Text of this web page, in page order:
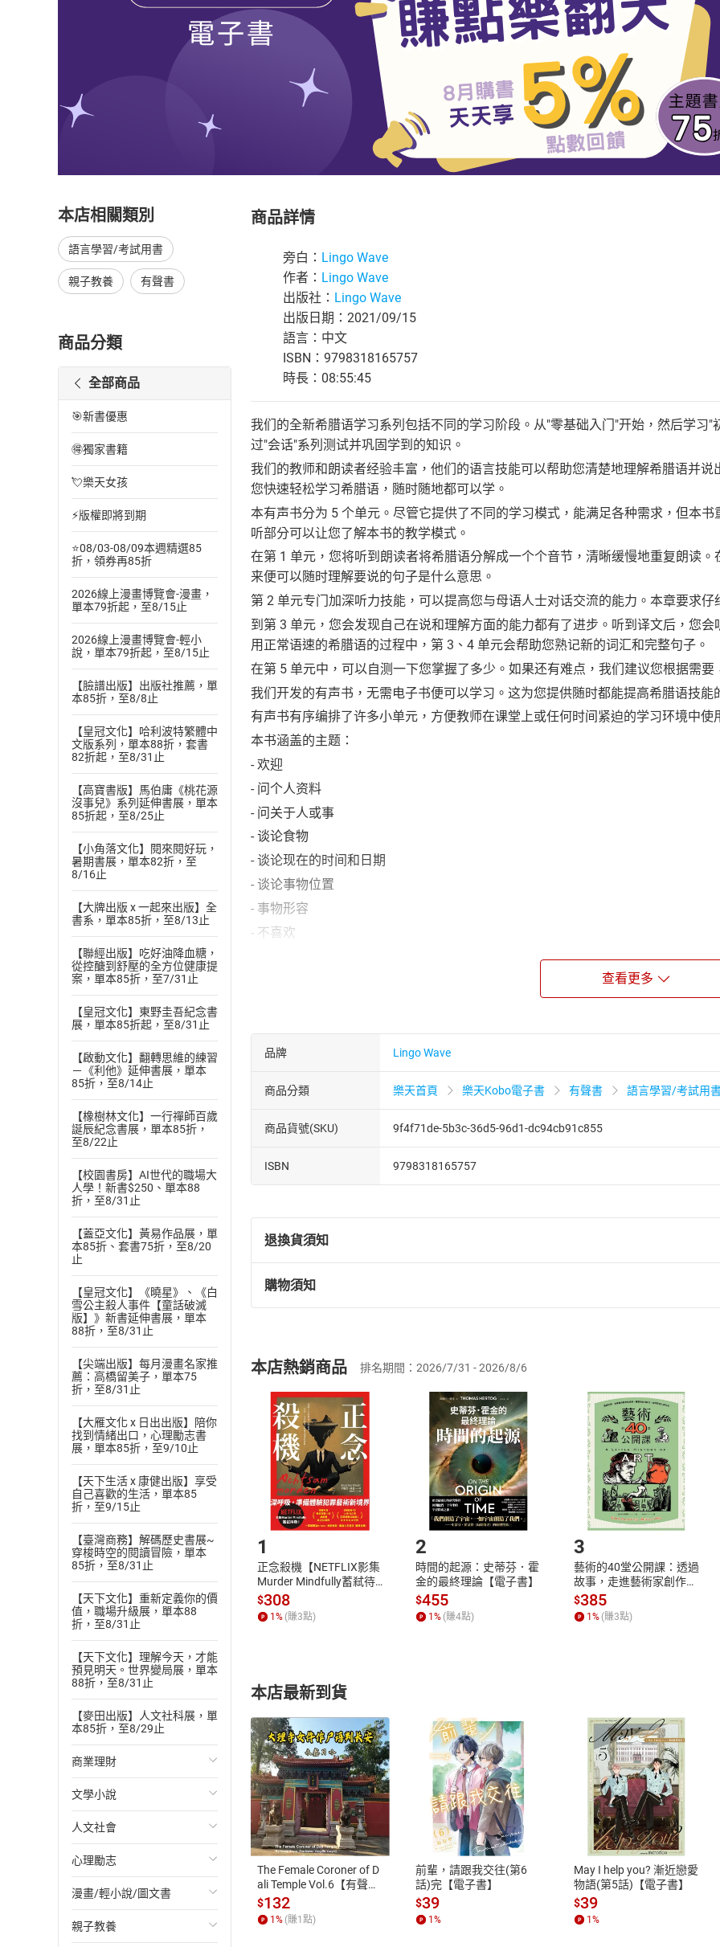
本店相關類別
語言學習/考試用書
親子教養 有聲書
商品分類
全部商品
🎯新書優惠
🉐獨家書籍
💘樂天女孩
⚡版權即將到期
⭐08/03-08/09本週精選85
折，領券再85折
2026線上漫畫博覽會-漫畫，
單本79折起，至8/15止
2026線上漫畫博覽會-輕小
說，單本79折起，至8/15止
【臉譜出版】出版社推薦，單
本85折，至8/8止
【皇冠文化】哈利波特繁體中
文版系列，單本88折，套書
82折起，至8/31止
【高寶書版】馬伯庸《桃花源
沒事兒》系列延伸書展，單本
85折起，至8/25止
【小角落文化】閱來閱好玩，
暑期書展，單本82折，至
8/16止
【大牌出版 x 一起來出版】全
書系，單本85折，至8/13止
【聯經出版】吃好油降血糖，
從控醣到舒壓的全方位健康提
案，單本85折，至7/31止
【皇冠文化】東野圭吾紀念書
展，單本85折起，至8/31止
【啟動文化】翻轉思維的練習
－《利他》延伸書展，單本
85折，至8/14止
【橡樹林文化】一行禪師百歲
誕辰紀念書展，單本85折，
至8/22止
【校園書房】AI世代的職場大
人學！新書$250、單本88
折，至8/31止
【蓋亞文化】黃易作品展，單
本85折、套書75折，至8/20
止
【皇冠文化】《曉星》、《白
雪公主殺人事件【童話破滅
版】》新書延伸書展，單本
88折，至8/31止
【尖端出版】每月漫畫名家推
薦：高橋留美子，單本75
折，至8/31止
【大雁文化 x 日出出版】陪你
找到情緒出口，心理勵志書
展，單本85折，至9/10止
【天下生活 x 康健出版】享受
自己喜歡的生活，單本85
折，至9/15止
【臺灣商務】解碼歷史書展~
穿梭時空的閱讀冒險，單本
85折，至8/31止
【天下文化】重新定義你的價
值，職場升級展，單本88
折，至8/31止
【天下文化】理解今天，才能
預見明天。世界變局展，單本
88折，至8/31止
【麥田出版】人文社科展，單
本85折，至8/29止
商業理財
投資理財
經濟/趨勢
財務/金融
管理/領導
職場工作術
文學小說
歐美文學
日本文學
韓國文學
華文文學
人文社會
國際關係
政治
社會科學
心理勵志
心靈成長/情緒
人際關係
漫畫/輕小說/圖文書
輕小說
親子教養
商品詳情
旁白： Lingo Wave
作者： Lingo Wave
出版社： Lingo Wave
出版日期：2021/09/15
語言：中文
ISBN：9798318165757
時長：08:55:45
我们的全新希腊语学习系列包括不同的学习阶段。从"零基础入门"开始，然后学习
过"会话"系列测试并巩固学到的知识。
我们的教师和朗读者经验丰富，他们的语言技能可以帮助您清楚地理解希腊语并
您快速轻松学习希腊语，随时随地都可以学。
本有声书分为 5 个单元。尽管它提供了不同的学习模式，能满足各种需求，但本
听部分可以让您了解本书的教学模式。
在第 1 单元，您将听到朗读者将希腊语分解成一个个音节，清晰缓慢地重复朗读
来便可以随时理解要说的句子是什么意思。
第 2 单元专门加深听力技能，可以提高您与母语人士对话交流的能力。本章要求
到第 3 单元，您会发现自己在说和理解方面的能力都有了进步。听到译文后，您
用正常语速的希腊语的过程中，第 3、4 单元会帮助您熟记新的词汇和完整句子。
在第 5 单元中，可以自测一下您掌握了多少。如果还有难点，我们建议您根据需
我们开发的有声书，无需电子书便可以学习。这为您提供随时都能提高希腊语技
有声书有序编排了许多小单元，方便教师在课堂上或任何时间紧迫的学习环境中使
本书涵盖的主题：
- 欢迎
- 问个人资料
- 问关于人或事
- 谈论食物
- 谈论现在的时间和日期
- 谈论事物位置
- 事物形容
- 不喜欢
- 谈论房子 (房间和家具)
查看更多
品牌 Lingo Wave
商品分類 樂天首頁 樂天Kobo電子書 有聲書 語言學習/考試用
商品貨號(SKU) 9f4f71de-5b3c-36d5-96d1-dc94cb91c855
ISBN 9798318165757
退換貨須知
退換貨規定：
(一)依消費者保護法第19條第1項後段暨通訊交易解除權合理例外情事適用
(二)消費者訂購本店鋪之商品即代表知悉本店鋪所銷售之商品為電子書，
且已下載/存取電子書，不得請求退貨退款。
退貨方式：您欲取消訂單或辦理退貨時，請登入樂天市場，並於「我的訂單
貨」，本店鋪將依您的申請進行審核，待審核通過後將為您辦理退款事宜。
請注意，樂天市場須以整筆訂單為單位進行取消/退貨，恕無法以單支商品取
購物須知
挑選商品
Choose
放入購物車
Shopping cart
登入帳號
Login
購書後，如何開始使用？
Step1.選擇閱讀載具 Step2.登入
付款方式
ATM轉帳、信用卡、LINE PAY、AFTEE
退換貨規範
本店是否提供消費者保護法七日猶
之權利，遽消費者保護法及通訊交
除權合理例外情事適用準則，依商
質各有不同規定。詳細退換貨說明
照各商品說明。
本店熱銷商品 排名期間：2026/7/31 - 2026/8/6
1
正念殺機【NETFLIX影集
Murder Mindfully蓄弒待
發】【電子書】
$308
1 % (賺3點)
2
時間的起源：史蒂芬．霍
金的最終理論【電子書】
$455
1 % (賺4點)
3
藝術的40堂公開課：透過
故事，走進藝術家創作現
場，看藝術如何誕生、如
何形塑人類生活【電子
書】
$385
1 % (賺3點)
本店最新到貨
The Female Coroner of D
ali Temple Vol.6【有聲
書】
$132
1 % (賺1 點)
前輩，請跟我交往(第6
話)完【電子書】
$39
1 %
May I help you? 漸近戀愛
物語(第5話)【電子書】
$39
1 %